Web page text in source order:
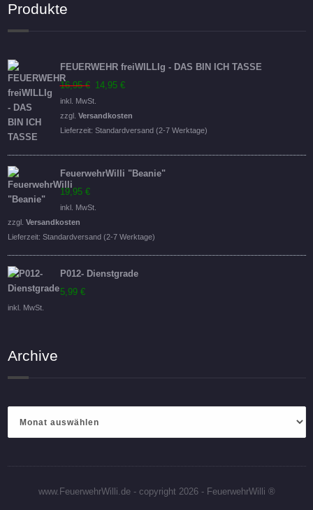
Produkte
FEUERWEHR freiWILLIg - DAS BIN ICH TASSE
16,95€ Ursprünglicher
Preis
war:
16,95 €
14,95 €
ist:
14,95 €.
inkl. MwSt.
zzgl. Versandkosten
Lieferzeit: Standardversand (2-7 Werktage)
FeuerwehrWilli "Beanie"
19,95 €
inkl. MwSt.
zzgl. Versandkosten
Lieferzeit: Standardversand (2-7 Werktage)
P012- Dienstgrade
5,99 €
inkl. MwSt.
Archive